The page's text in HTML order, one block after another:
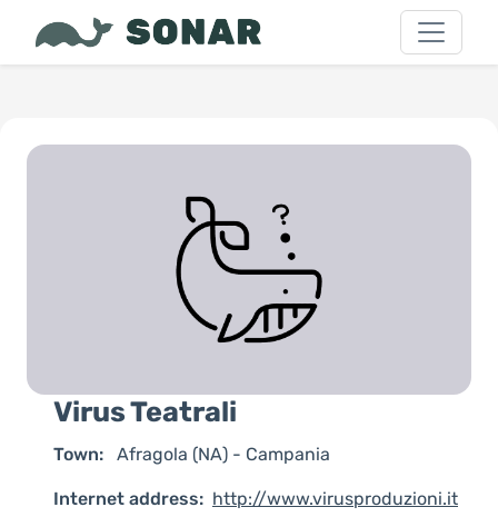
Virus Teatrali
Town: Afragola (NA) - Campania
Internet address: http://www.virusproduzioni.it